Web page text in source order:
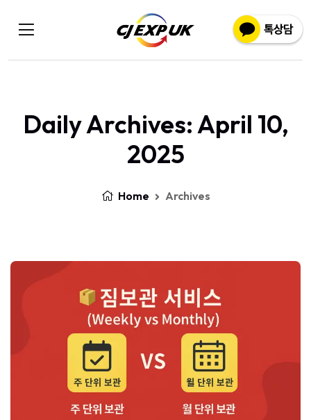
Daily Archives: April 10,
2025
Home Archives